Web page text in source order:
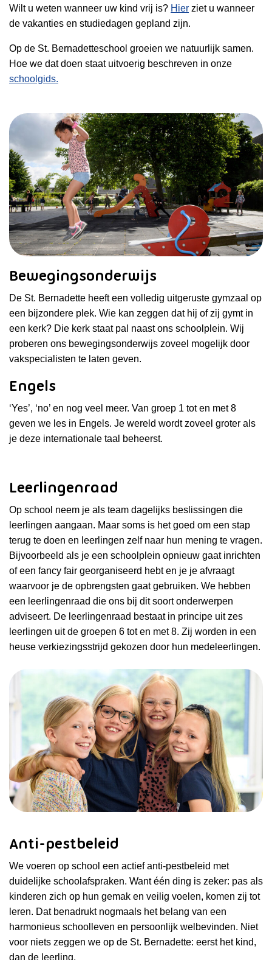
Wilt u weten wanneer uw kind vrij is? Hier ziet u wanneer
de vakanties en studiedagen gepland zijn.
Op de St. Bernadetteschool groeien we natuurlijk samen.
Hoe we dat doen staat uitvoerig beschreven in onze
schoolgids.
Bewegingsonderwijs
De St. Bernadette heeft een volledig uitgeruste gymzaal op
een bijzondere plek. Wie kan zeggen dat hij of zij gymt in
een kerk? Die kerk staat pal naast ons schoolplein. Wij
proberen ons bewegingsonderwijs zoveel mogelijk door
vakspecialisten te laten geven.
Engels
‘Yes’, ‘no’ en nog veel meer. Van groep 1 tot en met 8
geven we les in Engels. Je wereld wordt zoveel groter als
je deze internationale taal beheerst.
Leerlingenraad
Op school neem je als team dagelijks beslissingen die
leerlingen aangaan. Maar soms is het goed om een stap
terug te doen en leerlingen zelf naar hun mening te vragen.
Bijvoorbeeld als je een schoolplein opnieuw gaat inrichten
of een fancy fair georganiseerd hebt en je je afvraagt
waarvoor je de opbrengsten gaat gebruiken. We hebben
een leerlingenraad die ons bij dit soort onderwerpen
adviseert. De leerlingenraad bestaat in principe uit zes
leerlingen uit de groepen 6 tot en met 8. Zij worden in een
heuse verkiezingsstrijd gekozen door hun medeleerlingen.
Anti-pestbeleid
We voeren op school een actief anti-pestbeleid met
duidelijke schoolafspraken. Want één ding is zeker: pas als
kinderen zich op hun gemak en veilig voelen, komen zij tot
leren. Dat benadrukt nogmaals het belang van een
harmonieus schoolleven en persoonlijk welbevinden. Niet
voor niets zeggen we op de St. Bernadette: eerst het kind,
dan de leerling.